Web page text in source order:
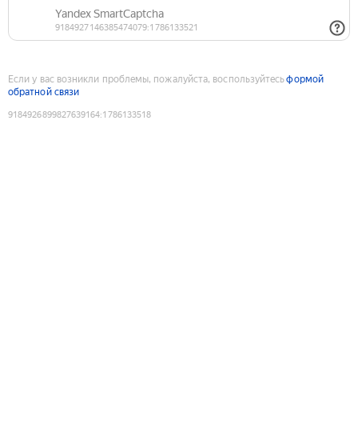
Если у вас возникли проблемы, пожалуйста, воспользуйтесьформой
обратной связи
9184926899827639164:1786133518